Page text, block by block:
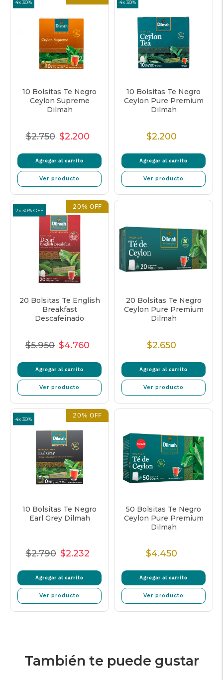
4x 30%
10 Bolsitas Te Negro
Ceylon Supreme
Dilmah
Precio
$2.750 Precio
venta
$2.200
Agregar al carrito
Ver producto
4x 30%
10 Bolsitas Te Negro
Ceylon Pure Premium
Dilmah
Precio
$2.200
Agregar al carrito
Ver producto
2x 30% OFF 20% OFF
20 Bolsitas Te English
Breakfast
Descafeinado
Precio
$5.950 Precio
venta
$4.760
Agregar al carrito
Ver producto
20 Bolsitas Te Negro
Ceylon Pure Premium
Dilmah
Precio
$2.650
Agregar al carrito
Ver producto
4x 30% 20% OFF
10 Bolsitas Te Negro
Earl Grey Dilmah
Precio
$2.790 Precio
venta
$2.232
Agregar al carrito
Ver producto
50 Bolsitas Te Negro
Ceylon Pure Premium
Dilmah
Precio
$4.450
Agregar al carrito
Ver producto
También te puede gustar